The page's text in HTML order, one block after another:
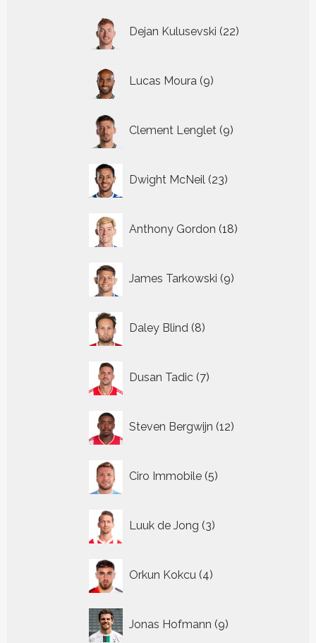
Dejan Kulusevski 22
producten
Lucas Moura 9
producten
Clement Lenglet 9
producten
Dwight McNeil 23
producten
Anthony Gordon 18
producten
James Tarkowski 9
producten
Daley Blind 8
producten
Dusan Tadic 7
producten
Steven Bergwijn 12
producten
Ciro Immobile 5
producten
Luuk de Jong 3
producten
Orkun Kokcu 4
producten
Jonas Hofmann 9
producten